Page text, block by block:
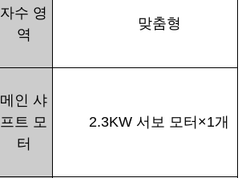
자수 영
역
맞춤형
메인 샤
프트 모
터
2.3KW 서보 모터×1개